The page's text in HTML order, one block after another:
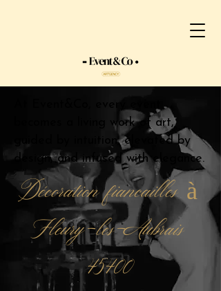
becomes a living work of art,
guided by intuition, elevated by
design, and infused with elegance.
Décoration fiancailles à
Fleury-les-Aubrais
45400